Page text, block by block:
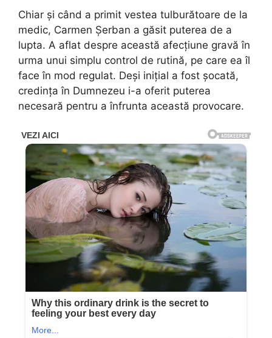
Chiar și când a primit vestea tulburătoare de la
medic, Carmen Șerban a găsit puterea de a
lupta. A aflat despre această afecțiune gravă în
urma unui simplu control de rutină, pe care ea îl
face în mod regulat. Deși inițial a fost șocată,
credința în Dumnezeu i-a oferit puterea
necesară pentru a înfrunta această provocare.